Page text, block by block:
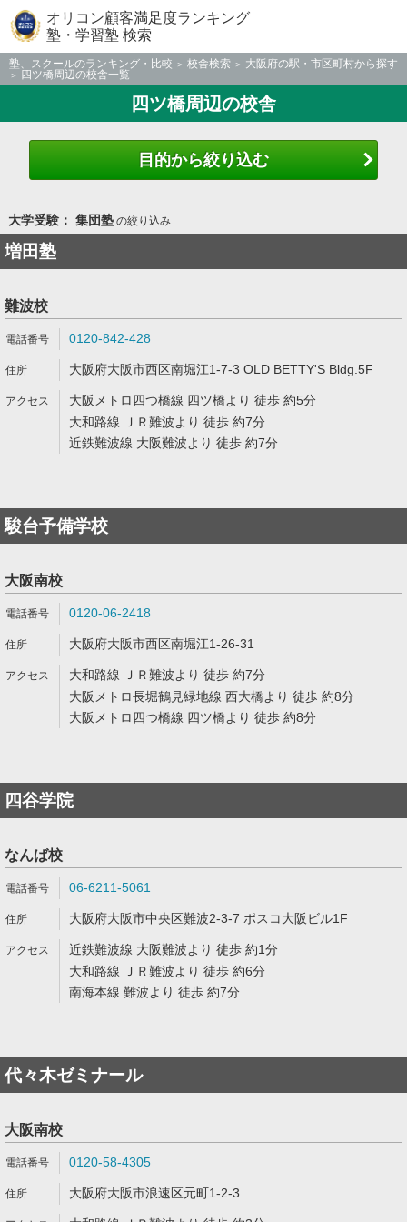
オリコン顧客満足度ランキング
塾・学習塾 検索
塾、スクールのランキング・比較 校舎検索
大阪府の駅・市区町村から探す
四ツ橋周辺の校舎一覧
四ツ橋周辺の校舎
目的から絞り込む
大学受験： 集団塾の絞り込み
増田塾
難波校
0120-842-428
大阪府大阪市西区南堀江1-7-3 OLD BETTY'S Bldg.5F
大阪メトロ四つ橋線 四ツ橋より 徒歩 約5分
大和路線 ＪＲ難波より 徒歩 約7分
近鉄難波線 大阪難波より 徒歩 約7分
駿台予備学校
大阪南校
0120-06-2418
大阪府大阪市西区南堀江1-26-31
大和路線 ＪＲ難波より 徒歩 約7分
大阪メトロ長堀鶴見緑地線 西大橋より 徒歩 約8分
大阪メトロ四つ橋線 四ツ橋より 徒歩 約8分
四谷学院
なんば校
06-6211-5061
大阪府大阪市中央区難波2-3-7 ポスコ大阪ビル1F
近鉄難波線 大阪難波より 徒歩 約1分
大和路線 ＪＲ難波より 徒歩 約6分
南海本線 難波より 徒歩 約7分
代々木ゼミナール
大阪南校
0120-58-4305
大阪府大阪市浪速区元町1-2-3